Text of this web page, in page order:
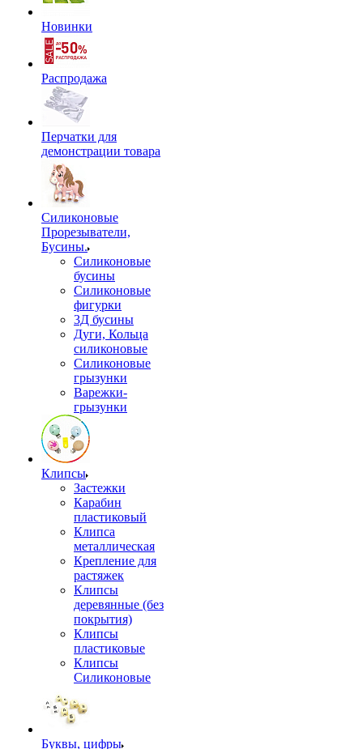
Новинки
Распродажа
Перчатки для
демонстрации товара
Силиконовые
Прорезыватели,
Бусины.
Силиконовые
бусины
Силиконовые
фигурки
3Д бусины
Дуги, Кольца
силиконовые
Силиконовые
грызунки
Варежки-
грызунки
Клипсы
Застежки
Карабин
пластиковый
Клипса
металлическая
Крепление для
растяжек
Клипсы
деревянные (без
покрытия)
Клипсы
пластиковые
Клипсы
Силиконовые
Буквы, цифры